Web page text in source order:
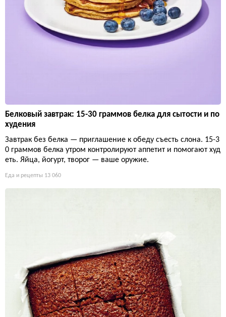
Белковый завтрак: 15-30 граммов белка для сытости и по
худения
Завтрак без белка — приглашение к обеду съесть слона. 15-3
0 граммов белка утром контролируют аппетит и помогают худ
еть. Яйца, йогурт, творог — ваше оружие.
Еда и рецепты 13 060